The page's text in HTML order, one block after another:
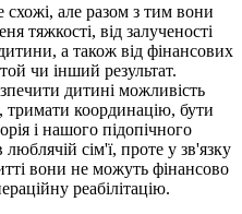
схожі, але разом з тим вони
тяжкості, від залученості
а також від фінансових
чи інший результат.
дитині можливість
координацію, бути
і нашого підопічного
люблячій сім'ї, проте у зв'язку
вони не можуть фінансово
реабілітацію.